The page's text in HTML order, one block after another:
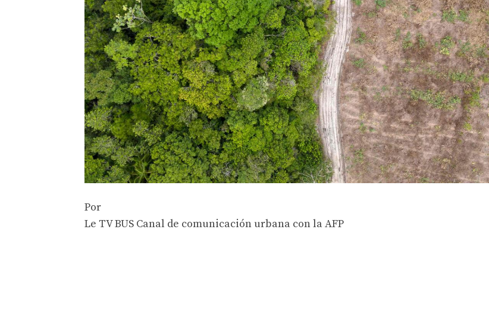
Por
Le TV BUS Canal de comunicación urbana con la AFP